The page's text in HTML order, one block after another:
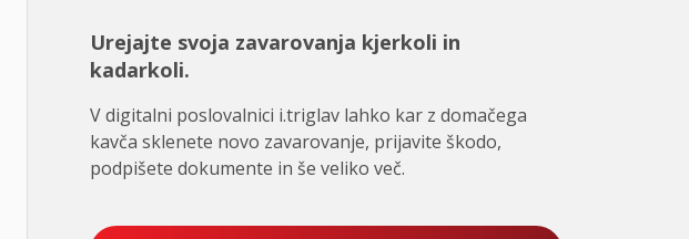
Urejajte svoja zavarovanja kjerkoli in
kadarkoli.
V digitalni poslovalnici i.triglav lahko kar z domačega
kavča sklenete novo zavarovanje, prijavite škodo,
podpišete dokumente in še veliko več.